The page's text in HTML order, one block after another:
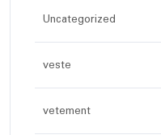
Uncategorized
veste
vetement